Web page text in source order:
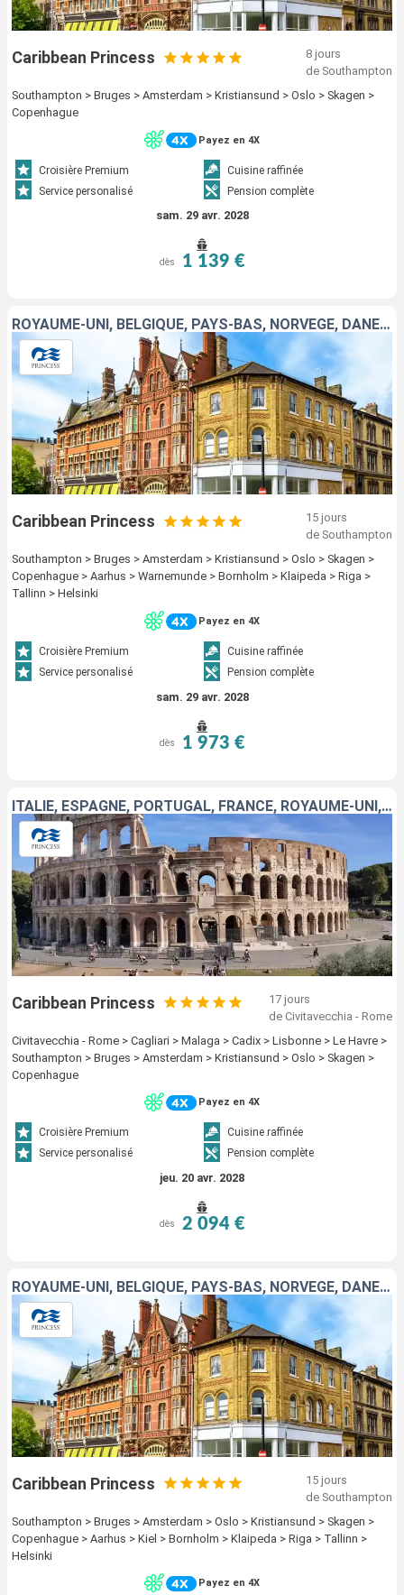
Caribbean Princess
8 jours
de Southampton
Southampton > Bruges > Amsterdam > Kristiansund > Oslo > Skagen >
Copenhague
Payez en 4X
Croisière Premium
Cuisine raffinée
Service personalisé
Pension complète
sam. 29 avr. 2028
dès 1 139 €
ROYAUME-UNI, BELGIQUE, PAYS-BAS, NORVÈGE, DANEMARK, ALLEMAGNE, LITUANIE, LETTONIE, ESTONIE, FINLANDE
Caribbean Princess
15 jours
de Southampton
Southampton > Bruges > Amsterdam > Kristiansund > Oslo > Skagen >
Copenhague > Aarhus > Warnemunde > Bornholm > Klaipeda > Riga >
Tallinn > Helsinki
Payez en 4X
Croisière Premium
Cuisine raffinée
Service personalisé
Pension complète
sam. 29 avr. 2028
dès 1 973 €
ITALIE, ESPAGNE, PORTUGAL, FRANCE, ROYAUME-UNI, BELGIQUE, PAYS-BAS, NORVÈGE, DANEMARK
Caribbean Princess
17 jours
de Civitavecchia - Rome
Civitavecchia - Rome > Cagliari > Malaga > Cadix > Lisbonne > Le Havre >
Southampton > Bruges > Amsterdam > Kristiansund > Oslo > Skagen >
Copenhague
Payez en 4X
Croisière Premium
Cuisine raffinée
Service personalisé
Pension complète
jeu. 20 avr. 2028
dès 2 094 €
ROYAUME-UNI, BELGIQUE, PAYS-BAS, NORVÈGE, DANEMARK, ALLEMAGNE, LITUANIE, LETTONIE, ESTONIE, FINLANDE
Caribbean Princess
15 jours
de Southampton
Southampton > Bruges > Amsterdam > Oslo > Kristiansund > Skagen >
Copenhague > Aarhus > Kiel > Bornholm > Klaipeda > Riga > Tallinn >
Helsinki
Payez en 4X